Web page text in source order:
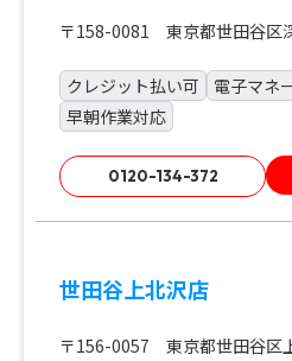
〒158-0081 東京都世田谷区
クレジット払い可 電子マネ
早朝作業対応
0120-134-372
世田谷上北沢店
〒156-0057 東京都世田谷区